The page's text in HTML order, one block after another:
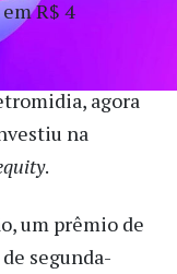
R$ 4
agora
na
.
um prêmio de
segunda-